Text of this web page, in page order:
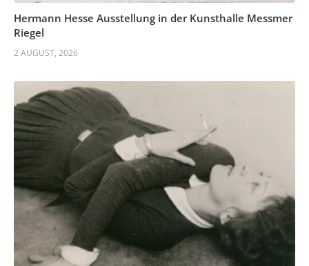
Hermann Hesse Ausstellung in der Kunsthalle Messmer
Riegel
2 AUGUST, 2026